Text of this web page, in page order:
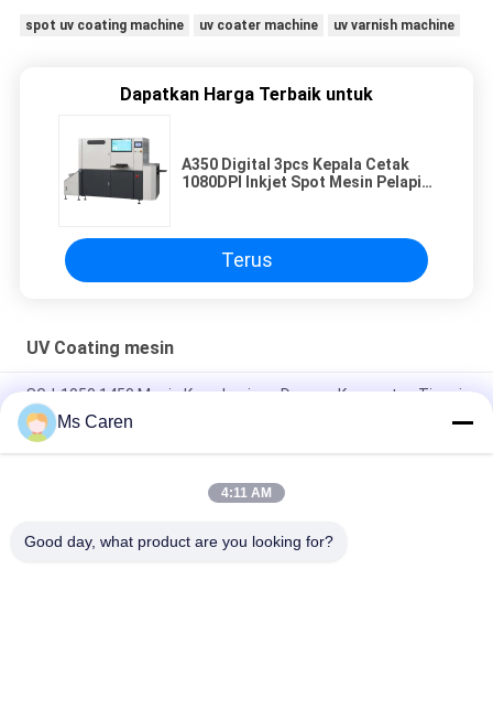
spot uv coating machine uv coater machine uv varnish machine
Dapatkan Harga Terbaik untuk
A350 Digital 3pcs Kepala Cetak
1080DPI Inkjet Spot Mesin Pelapis
Terus
UV Coating mesin
SGJ-1050,1450 Mesin Kaca Lapisan Dengan Kecepatan Tinggi
yang Otomatis
SGZ-UV740X-A Otomatis Spot UV Roller Varnish Oil Coating
Ms Caren
4:11 AM
Good day, what product are you looking for?